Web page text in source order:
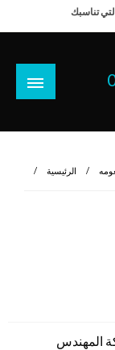
تناسبك
الرئيسية
الكاكاو موديل 952 ماركة المهندس